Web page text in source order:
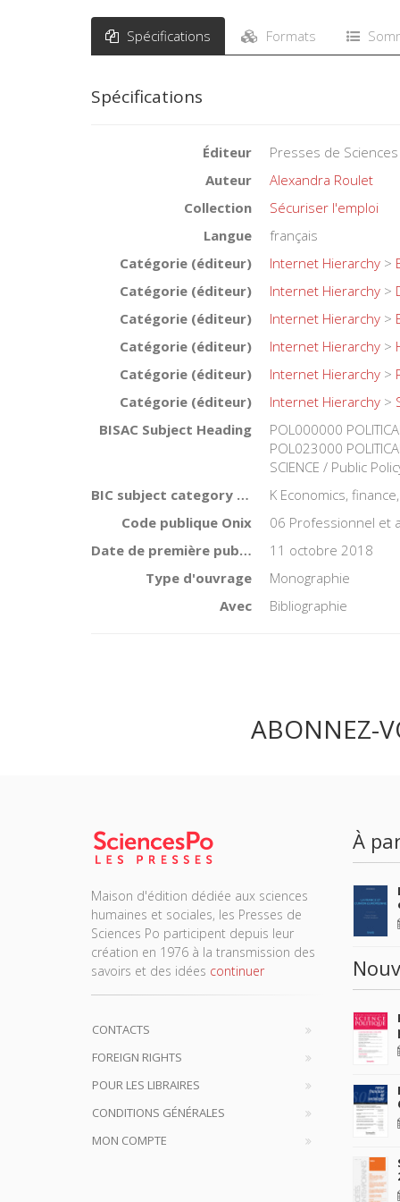
Spécifications Formats
Spécifications
Éditeur
Presses de Sciences
Auteur
Alexandra Roulet
Collection
Sécuriser l'emploi
Langue
français
Catégorie (éditeur)
Internet Hierarchy >
Catégorie (éditeur)
Internet Hierarchy >
Catégorie (éditeur)
Internet Hierarchy >
Catégorie (éditeur)
Internet Hierarchy >
Catégorie (éditeur)
Internet Hierarchy >
Catégorie (éditeur)
Internet Hierarchy >
BISAC Subject Heading
POL000000
POL023000
SCIENCE / Public
BIC subject category (UK)
K Economics,
Code publique Onix
06 Professionnel et
Date de première publication du titre
11 octobre 2018
Type d'ouvrage
Monographie
Avec
Bibliographie
ABONNEZ-
Maison d'édition dédiée aux sciences
humaines et sociales, les Presses de
Sciences Po participent depuis leur
création en 1976 à la transmission des
savoirs et des idées continuer
CONTACTS
FOREIGN RIGHTS
POUR LES LIBRAIRES
CONDITIONS GÉNÉRALES
MON COMPTE
À